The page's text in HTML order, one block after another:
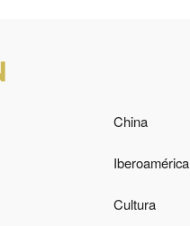
China
Iberoamérica
Cultura